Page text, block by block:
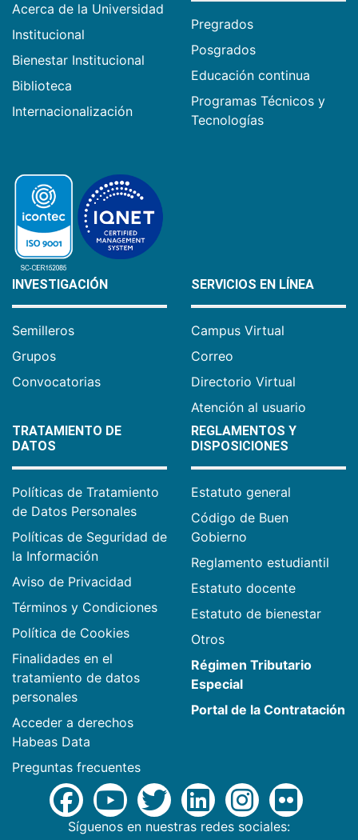
Acerca de la Universidad
Institucional
Bienestar Institucional
Biblioteca
Internacionalización
Pregrados
Posgrados
Educación continua
Programas Técnicos y
Tecnologías
INVESTIGACIÓN
Semilleros
Grupos
Convocatorias
SERVICIOS EN LÍNEA
Campus Virtual
Correo
Directorio Virtual
Atención al usuario
TRATAMIENTO DE
DATOS
Políticas de Tratamiento
de Datos Personales
Políticas de Seguridad de
la Información
Aviso de Privacidad
Términos y Condiciones
Política de Cookies
Finalidades en el
tratamiento de datos
personales
Acceder a derechos
Habeas Data
Preguntas frecuentes
REGLAMENTOS Y
DISPOSICIONES
Estatuto general
Código de Buen
Gobierno
Reglamento estudiantil
Estatuto docente
Estatuto de bienestar
Otros
Régimen Tributario
Especial
Portal de la Contratación
Síguenos en nuestras redes sociales: